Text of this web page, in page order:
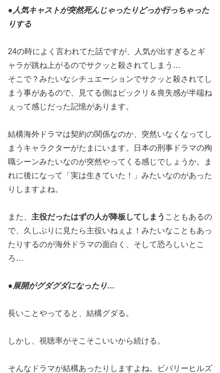
● 人気キャストが突然死んじゃったりどっか行っちゃった
りする
24の時によく言われてた話ですが、人気が出すぎるとギ
ャラが跳ね上がるのでサクッと殺されてしまう…
そこで？みたいなシチュエーションでサクッと殺されてし
まう事があるので、見てる側はビックリ＆喪失感が半端ね
ぇって感じだった記憶があります。
結構海外ドラマは契約の関係なのか、突然いなくなってし
まうキャラクターがたまにいます。日本の刑事ドラマの殉
職シーンみたいなのが突然やってくる感じでしょうか。ま
れに後になって「実は生きていた！」みたいなのがあった
りしますよね。
また、 主役だったはずの人が降板してしまう こともあるの
で、久しぶりに見たら主役いねぇよ！みたいなこともあっ
たりするのが海外ドラマの面白く、そして恐ろしいとこ
ろ…
●展開がグダグダになったり…
長いことやってると、結構グダる。
しかし、視聴率がそこそこいいから続ける。
そんなドラマが結構あったりしますよね。ビバリーヒルズ